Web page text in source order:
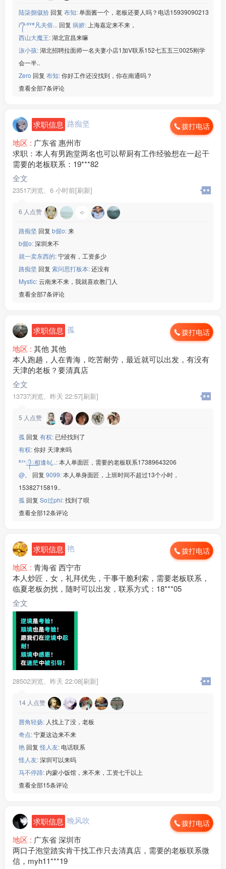
陆柒捌僦拾 回复 布知:单面酱一个，老板还要人吗？电话15939090213
Ꭵ°᭄ᶫᵒᵛᵉ凡夫俗... 回复 病娇: 上海嘉定来不来，
西山大魔王:湖北宜昌来嘛
洃小孩:湖北招聘拉面师一名夫妻小店1加V联系152七五五三0025刚学
会一半..
Zero 回复 布知:你好工作还没找到，你在南通吗？
查看全部7条评论
求职信息 路痴坚 拨打电话
地区 : 广东省 惠州市
求职：本人有男跑堂两名也可以帮厨有工作经验想在一起干
需要的老板联系：19***82
全文
23517浏览、 6 小时前[刷新]
6 人点赞
路痴坚 回复 b倔o:来
b倔o:深圳来不
就一卖东西的:宁波有，工资多少
路痴坚 回复 索问思打板本:还没有
Mystic:云南来不来，我就喜欢教门人
查看全部7条评论
求职信息 孤 拨打电话
地区 : 其他 其他
本人跑趟，人在青海，吃苦耐劳，最近就可以出发，有没有
天津的老板？要清真店
全文
13737浏览、 昨天 22:57[刷新]
5 人点赞
孤 回复 有权: 已经找到了
有权:你好 天津来吗
⁵²ᐤ꯭᭄꯭相逢꧔ꦿ...:本人单面匠，需要的老板联系17389643206
@。
回复 9099:本人单身面匠，上班时间不超过13个小时，
15382715819..
孤 回复 So过phi:找到了呗
查看全部12条评论
求职信息 艳 拨打电话
地区 : 青海省 西宁市
本人炒匠，女，礼拜优先，干事干脆利索，需要老板联系，
临夏老板勿扰，随时可以出发，联系方式：18***05
全文
28502浏览、 昨天 22:08[刷新]
14 人点赞
唇角轻扬: 人找上了没，老板
奇点:宁夏这边来不来
艳 回复怪人友: 电话联系
怪人友:深圳可以来吗
马不停蹄: 内蒙小饭馆，来不来，工资七千以上
查看全部15条评论
求职信息 晚风吹 拨打电话
地区 : 广东省 深圳市
两口子泡堂踏实肯干找工作只去清真店，需要的老板联系微
信，myh11***19